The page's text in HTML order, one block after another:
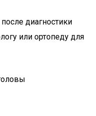
диагностики
или ортопеду для